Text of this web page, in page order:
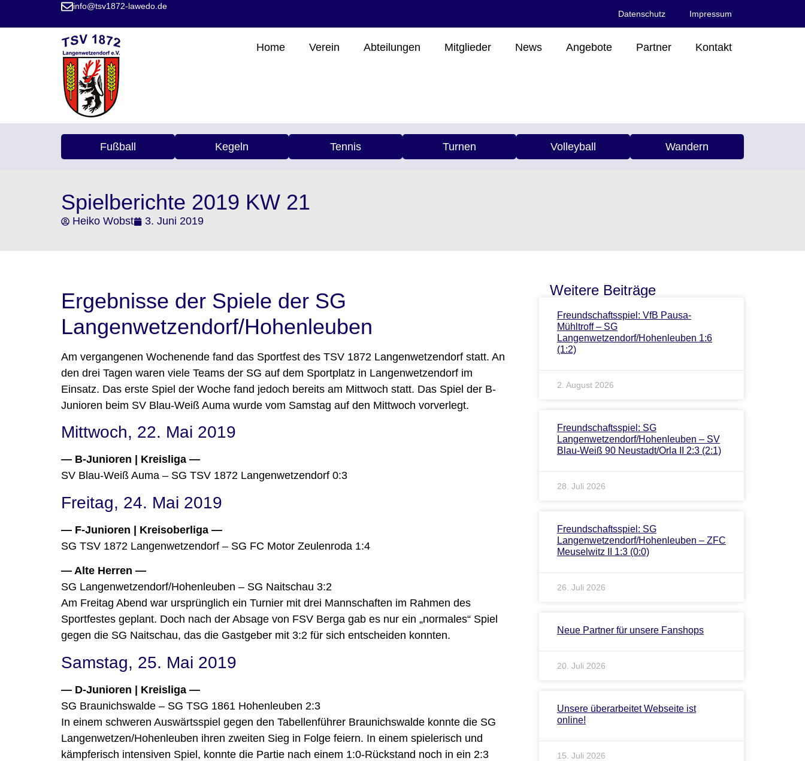
info@tsv1872-lawedo.de
Datenschutz
Impressum
Home Verein Abteilungen Mitglieder News Angebote Partner Kontakt
Fußball Kegeln Tennis Turnen Volleyball Wandern
Spielberichte 2019 KW 21
Heiko Wobst 3. Juni 2019
Ergebnisse der Spiele der SG
Langenwetzendorf/Hohenleuben
Am vergangenen Wochenende fand das Sportfest des TSV 1872 Langenwetzendorf statt. An
den drei Tagen waren viele Teams der SG auf dem Sportplatz in Langenwetzendorf im
Einsatz. Das erste Spiel der Woche fand jedoch bereits am Mittwoch statt. Das Spiel der B-
Junioren beim SV Blau-Weiß Auma wurde vom Samstag auf den Mittwoch vorverlegt.
Mittwoch, 22. Mai 2019
— B-Junioren | Kreisliga —
SV Blau-Weiß Auma – SG TSV 1872 Langenwetzendorf 0:3
Freitag, 24. Mai 2019
— F-Junioren | Kreisoberliga —
SG TSV 1872 Langenwetzendorf – SG FC Motor Zeulenroda 1:4
— Alte Herren —
SG Langenwetzendorf/Hohenleuben – SG Naitschau 3:2
Am Freitag Abend war ursprünglich ein Turnier mit drei Mannschaften im Rahmen des
Sportfestes geplant. Doch nach der Absage von FSV Berga gab es nur ein „normales“ Spiel
gegen die SG Naitschau, das die Gastgeber mit 3:2 für sich entscheiden konnten.
Samstag, 25. Mai 2019
— D-Junioren | Kreisliga —
SG Braunichswalde – SG TSG 1861 Hohenleuben 2:3
In einem schweren Auswärtsspiel gegen den Tabellenführer Braunichswalde konnte die SG
Langenwetzen/Hohenleuben ihren zweiten Sieg in Folge feiern. In einem spielerisch und
kämpferisch intensiven Spiel, konnte die Partie nach einem 1:0-Rückstand noch in ein 2:3
Weitere Beiträge
Freundschaftsspiel: VfB Pausa-
Mühltroff – SG
Langenwetzendorf/Hohenleuben 1:6
(1:2)
2. August 2026
Freundschaftsspiel: SG
Langenwetzendorf/Hohenleuben – SV
Blau-Weiß 90 Neustadt/Orla II 2:3 (2:1)
28. Juli 2026
Freundschaftsspiel: SG
Langenwetzendorf/Hohenleuben – ZFC
Meuselwitz II 1:3 (0:0)
26. Juli 2026
Neue Partner für unsere Fanshops
20. Juli 2026
Unsere überarbeitet Webseite ist
online!
15. Juli 2026